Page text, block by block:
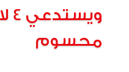
محسوم